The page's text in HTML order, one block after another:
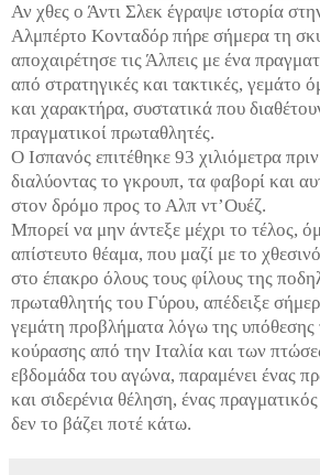
Αν χθες ο Άντι Σλεκ έγραψε ιστορία
Αλμπέρτο Κονταδόρ πήρε σήμερα τη
αποχαιρέτησε τις Άλπεις με ένα
από στρατηγικές και τακτικές, γεμάτο
και χαρακτήρα, συστατικά που
πραγματικοί πρωταθλητές.
Ο Ισπανός επιτέθηκε 93 χιλιόμετρα
διαλύοντας το γκρουπ, τα φαβορί και
στον δρόμο προς το Αλπ ντ’Ουέζ.
Μπορεί να μην άντεξε μέχρι το τέλος,
απίστευτο θέαμα, που μαζί με το
στο έπακρο όλους τους φίλους της
πρωταθλητής του Γύρου, απέδειξε
γεμάτη προβλήματα λόγω της υπόθεσης
κούρασης από την Ιταλία και των
εβδομάδα του αγώνα, παραμένει ένας
και σιδερένια θέληση, ένας
δεν το βάζει ποτέ κάτω.